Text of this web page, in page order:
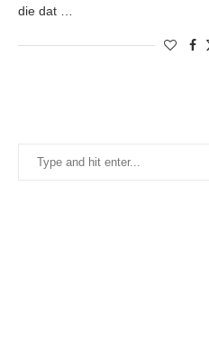
die dat …